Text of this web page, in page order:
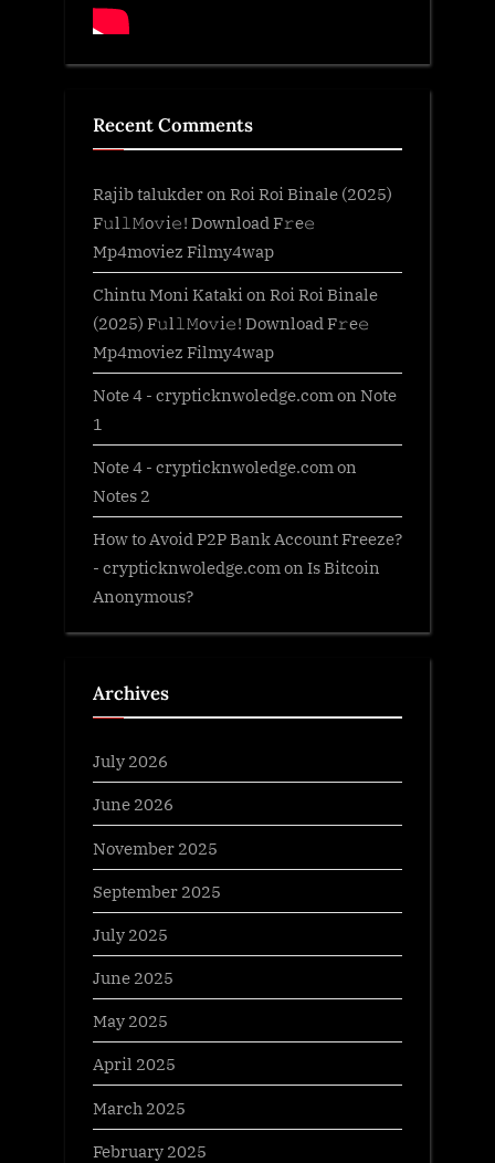
Recent Comments
Rajib talukderon Roi Roi Binale (2025)
F𝚞l𝚕𝙼o𝚟i𝚎! Download F𝚛e𝚎
Mp4moviez Filmy4wap
Chintu Moni Kataki on Roi Roi Binale
(2025) F𝚞l𝚕𝙼o𝚟i𝚎! Download F𝚛e𝚎
Mp4moviez Filmy4wap
Note 4 - crypticknwoledge.com on Note
1
Note 4 - crypticknwoledge.com on
Notes 2
How to Avoid P2P Bank Account Freeze?
- crypticknwoledge.comon Is Bitcoin
Anonymous?
Archives
July 2026
June 2026
November 2025
September 2025
July 2025
June 2025
May 2025
April 2025
March 2025
February 2025